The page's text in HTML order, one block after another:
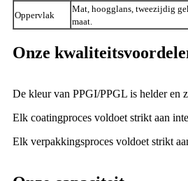
Oppervlak
Mat, hoogglans, tweezijdig
maat.
Onze
De kleur van PPGI/PPGL is helder en
Elk coatingproces voldoet strikt aan
Elk verpakkingsproces voldoet strikt